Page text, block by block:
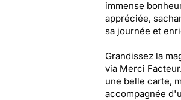
immense
appréciée,
sa journée et
Grandissez la
via Merci
une belle carte,
accompagnée